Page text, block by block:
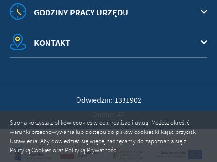
GODZINY PRACY URZĘDU
KONTAKT
Odwiedzin: 1331902
Online: 42
Strona korzysta z plików cookies w celu realizacji usług. Możesz określić
warunki przechowywania lub dostępu do plików cookies klikając przycisk
Ustawienia. Aby dowiedzieć się więcej zachęcamy do zapoznania się z
Polityką Cookies oraz Polityką Prywatności.
ZAPISZ WYBRANE